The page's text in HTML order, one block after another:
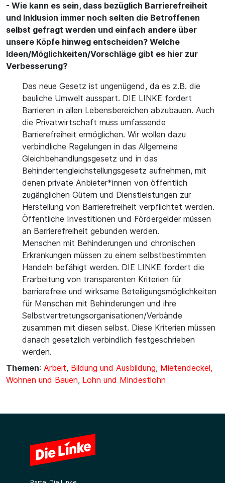
- Wie kann es sein, dass bezüglich Barrierefreiheit
und Inklusion immer noch selten die Betroffenen
selbst gefragt werden und einfach andere über
unsere Köpfe hinweg entscheiden? Welche
Ideen/Möglichkeiten/Vorschläge gibt es hier zur
Verbesserung?
Das neue Gesetz ist ungenügend, da es z.B. die
bauliche Umwelt ausspart. DIE LINKE fordert
Barrieren in allen Lebensbereichen abzubauen. Auch
die Privatwirtschaft muss umfassende
Barrierefreiheit ermöglichen. Wir wollen dazu
verbindliche Regelungen in das Allgemeine
Gleichbehandlungsgesetz und in das
Behindertengleichstellungsgesetz aufnehmen, mit
denen private Anbieter*innen von öffentlich
zugänglichen Gütern und Dienstleistungen zur
Herstellung von Barrierefreiheit verpflichtet werden.
Öffentliche Investitionen und Fördergelder müssen
an Barrierefreiheit gebunden werden.
Menschen mit Behinderungen und chronischen
Erkrankungen müssen zu einem selbstbestimmten
Handeln befähigt werden. DIE LINKE fordert die
Erarbeitung von transparenten Kriterien für
barrierefreie und wirksame Beteiligungsmöglichkeiten
für Menschen mit Behinderungen und ihre
Selbstvertretungsorganisationen/Verbände
zusammen mit diesen selbst. Diese Kriterien müssen
danach gesetzlich verbindlich festgeschrieben
werden.
Themen: Arbeit, Bildung und Ausbildung, Mietendeckel,
Wohnen und Bauen, Lohn und Mindestlohn